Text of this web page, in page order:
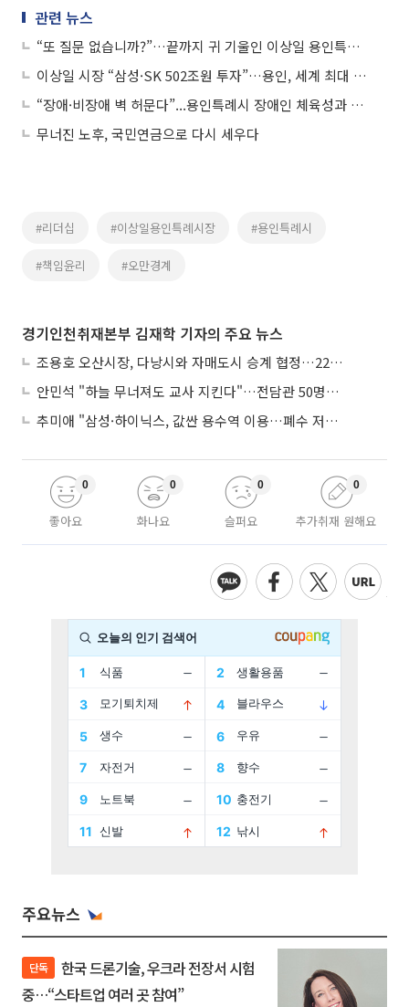
관련 뉴스
“또 질문 없습니까?”…끝까지 귀 기울인 이상일 용인특례시장, 현장서 시민 신뢰 잡았다
이상일 시장 “삼성·SK 502조원 투자”…용인, 세계 최대 반도체 도시로
“장애·비장애 벽 허문다”...용인특례시 장애인 체육성과 빛나, 이상일 시장에 감사패
무너진 노후, 국민연금으로 다시 세우다
#리더십 #이상일용인특례시장 #용인특례시
#책임윤리 #오만경계
경기인천취재본부 김재학 기자의 주요 뉴스
조용호 오산시장, 다낭시와 자매도시 승계 협정…22년 인연 잇는다
안민석 "하늘 무너져도 교사 지킨다"…전담관 50명→300명, 교육감이 직접 고발
추미애 "삼성·하이닉스, 값싼 용수역 이용…폐수 저감 노력 안해"
좋아요
0
화나요
0
슬퍼요
0
추가취재 원해요
0
주요뉴스
단독
중…“스타트업 여러 곳 참여”